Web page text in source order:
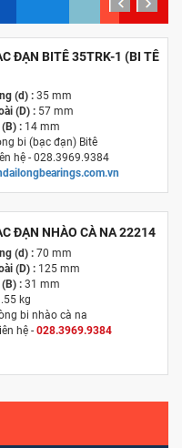
ĐẠN BITÊ 35TRK-1 (BI TÊ
(d) :35 mm
(D) :57 mm
:14 mm
bi (bạc đạn) Bitê
hệ - 028.3969.9384
ĐẠN NHÀO CÀ NA 22214
(d) :70 mm
(D) :125 mm
:31 mm
kg
bi nhào cà na
hệ - 028.3969.9384